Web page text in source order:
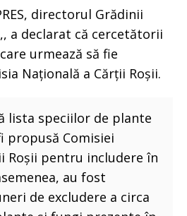
directorul Grădinii
a declarat că cercetătorii
urmează să fie
Națională a Cărții Roșii.
lista speciilor de plante
propusă Comisiei
Roșii pentru includere în
au fost
de excludere a circa